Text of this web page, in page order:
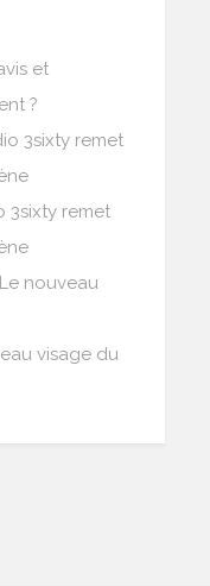
et
?
3sixty remet
3sixty remet
nouveau
visage du